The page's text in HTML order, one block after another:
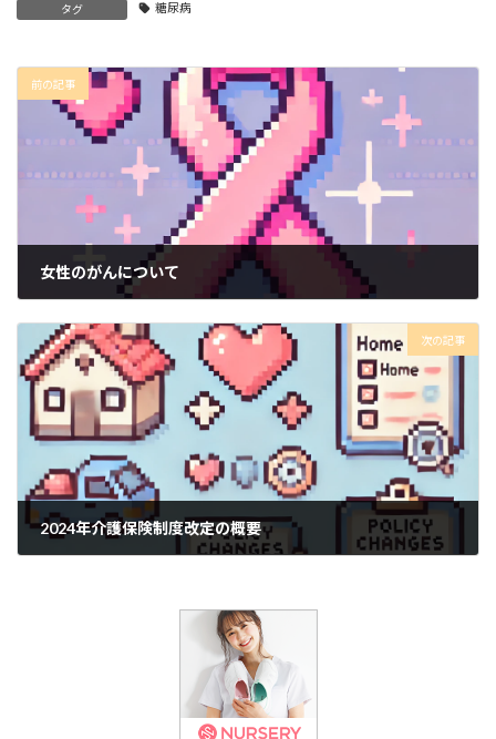
タグ 糖尿病
前の記事
女性のがんについて
次の記事
2024年介護保険制度改定の概要